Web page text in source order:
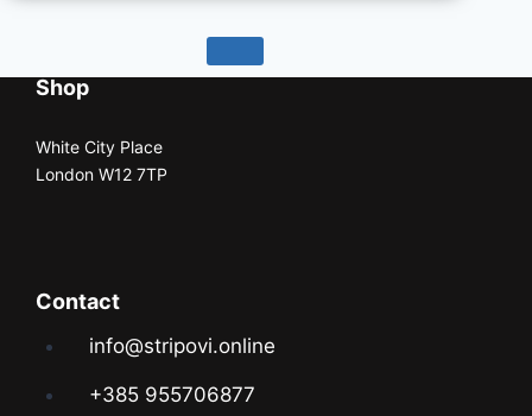
Shop
White City Place
London W12 7TP
Contact
info@stripovi.online
+385 955706877